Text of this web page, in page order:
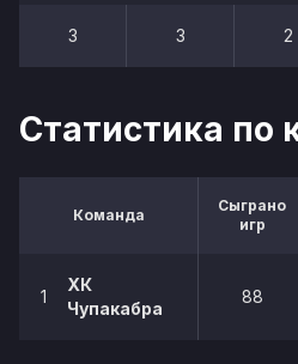
3 3 2
Статистика по
Команда
Сыграно
игр
1
ХК
Чупакабра
88